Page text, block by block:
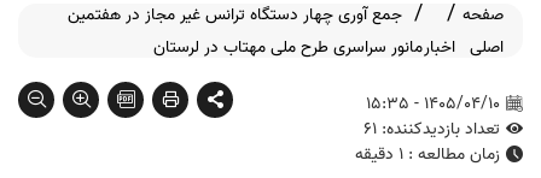
صفحه
اصلی اخبار
جمع آوری چهار دستگاه ترانس غیر مجاز در هفتمین
مانور سراسری طرح ملی مهتاب در لرستان
1405/04/10 - 15:35
تعداد بازدیدکننده: 61
زمان مطالعه : 1 دقیقه